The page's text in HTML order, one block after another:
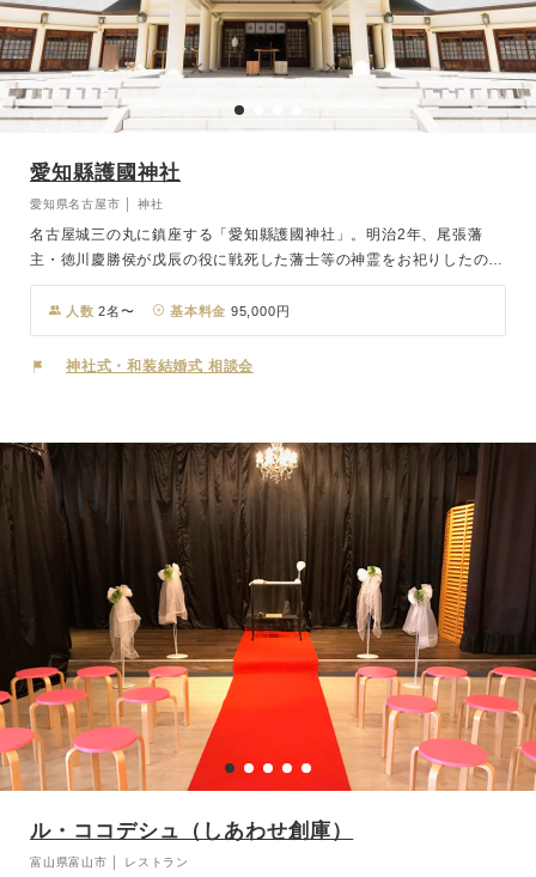
愛知縣護國神社
愛知県名古屋市 │ 神社
名古屋城三の丸に鎮座する「愛知縣護國神社」。明治2年、尾張藩
主・徳川慶勝侯が戊辰の役に戦死した藩士等の神霊をお祀りしたのが
始まりで、昭和10年に現社地に御遷座されました。先の大東亜戦争
に至るまでの愛知県ゆかりの御英霊九万三千余柱を護國の大神として
お祀り申し上げております。名古屋の中心部に位置しながら、別世界
のような清々しい空気が広がる壮大な境内を一歩一歩想いを込め進む
人数 2名〜 基本料金 95,000円
神社式・和装結婚式 相談会
ル・ココデシュ（しあわせ創庫）
富山県富山市 │ レストラン